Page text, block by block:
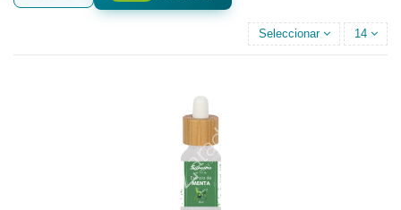
Seleccionar 14